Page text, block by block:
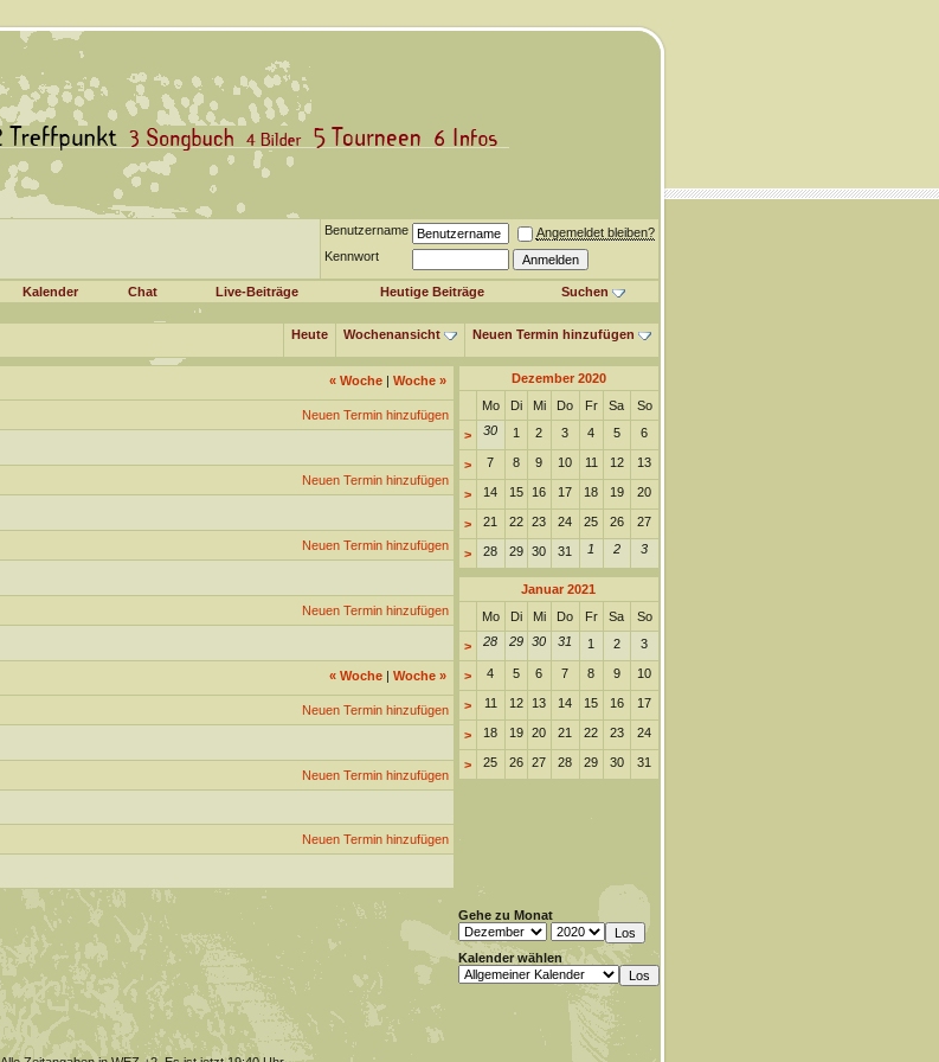
Benutzername
Angemeldet bleiben?
Kennwort
Kalender Chat Live-Beiträge Heutige Beiträge Suchen
Heute Wochenansicht Neuen Termin hinzufügen
«Woche| Woche »
Neuen Termin hinzufügen
Neuen Termin hinzufügen
Neuen Termin hinzufügen
Neuen Termin hinzufügen
«Woche| Woche »
Neuen Termin hinzufügen
Neuen Termin hinzufügen
Neuen Termin hinzufügen
Dezember 2020
Mo
Di Mi Do Fr Sa So
> 30 1 2 3 4 5 6
> 7 8 9 10 11 12 13
> 14 15 16 17 18 19 20
> 21 22 23 24 25 26 27
> 28 29 30 31 1 2 3
Januar 2021
Mo
Di Mi Do Fr Sa So
> 28 29 30 31 1 2 3
> 4 5 6 7 8 9 10
> 11 12 13 14 15 16 17
> 18 19 20 21 22 23 24
> 25 26 27 28 29 30 31
Gehe zu Monat
Kalender wählen